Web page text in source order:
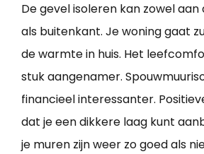
De gevel isoleren kan zowel
als buitenkant. Je woning gaat
de warmte in huis. Het
stuk aangenamer.
financieel interessanter.
dat je een dikkere laag kunt
je muren zijn weer zo goed als